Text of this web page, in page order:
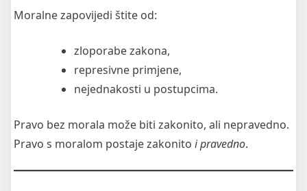
Moralne zapovijedi štite od:
zloporabe zakona,
represivne primjene,
nejednakosti u postupcima.
Pravo bez morala može biti zakonito, ali nepravedno.
Pravo s moralom postaje zakonito i pravedno.